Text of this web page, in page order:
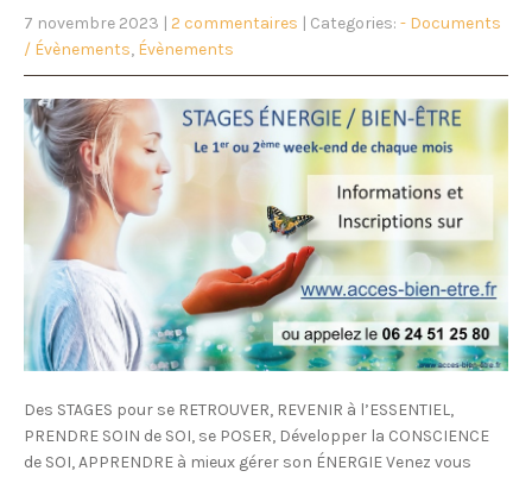
7 novembre 2023 | 2 commentaires | Categories: - Documents
/ Évènements, Évènements
Des STAGES pour se RETROUVER, REVENIR à l’ESSENTIEL,
PRENDRE SOIN de SOI, se POSER, Développer la CONSCIENCE
de SOI, APPRENDRE à mieux gérer son ÉNERGIE Venez vous